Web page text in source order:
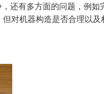
还有多方面的问题，例
对机器构造是否合理以